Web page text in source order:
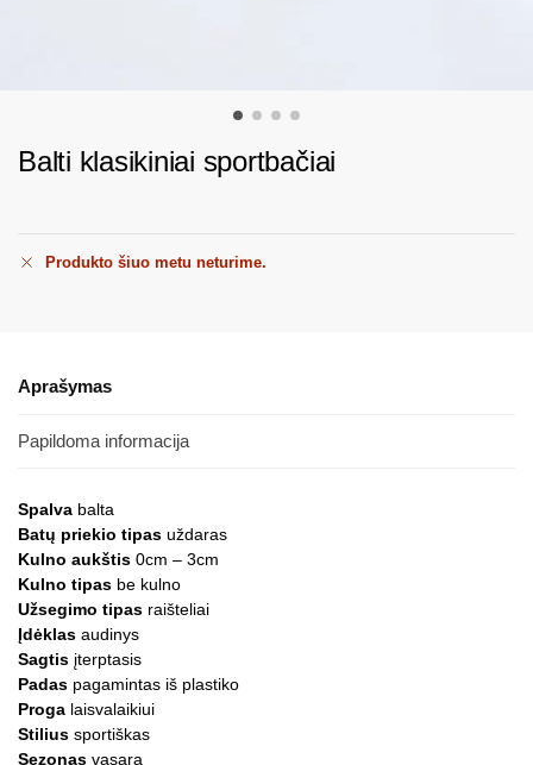
Balti klasikiniai sportbačiai
Produkto šiuo metu neturime.
Aprašymas
Papildoma informacija
Spalva balta
Batų priekio tipas uždaras
Kulno aukštis 0cm – 3cm
Kulno tipas be kulno
Užsegimo tipas raišteliai
Įdėklas audinys
Sagtis įterptasis
Padas pagamintas iš plastiko
Proga laisvalaikiui
Stilius sportiškas
Sezonas vasara